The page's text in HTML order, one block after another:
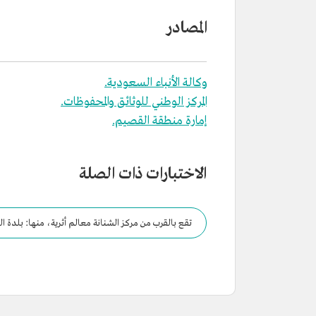
المصادر
وكالة الأنباء السعودية.
المركز الوطني للوثائق والمحفوظات.
إمارة منطقة القصيم.
الاختبارات ذات الصلة
تقع بالقرب من مركز الشنانة معالم أثرية، منها: بلدة